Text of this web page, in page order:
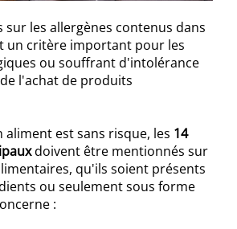
sur les allergènes contenus dans
un critère important pour les
ou souffrant d'intolérance
l'achat de produits
aliment est sans risque, les 14
doivent être mentionnés sur
qu'ils soient présents
ou seulement sous forme
: